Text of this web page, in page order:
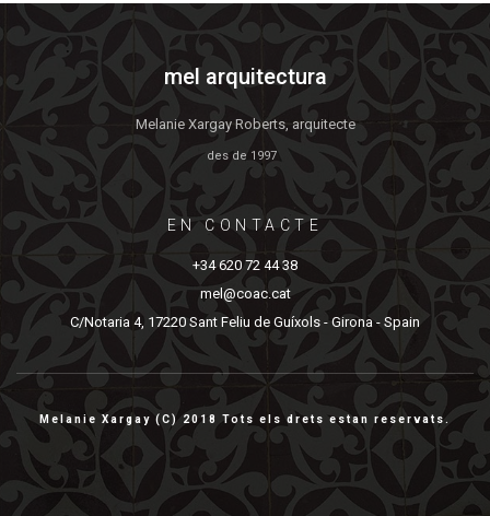
mel arquitectura
Melanie Xargay Roberts, arquitecte
des de 1997
EN CONTACTE
+34 620 72 44 38
mel@coac.cat
C/Notaria 4, 17220 Sant Feliu de Guíxols - Girona - Spain
Melanie Xargay (C) 2018 Tots els drets estan reservats.